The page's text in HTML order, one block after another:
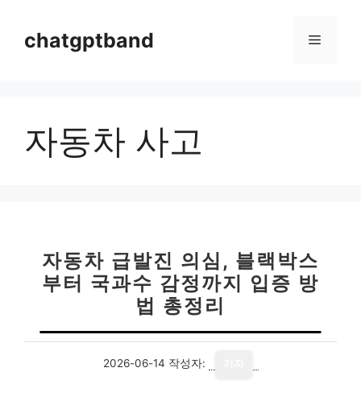
chatgptband 메
자동차 사고
자동차 급발진 의심, 블랙박스
부터 국과수 감정까지 입증 방
법 총정리
2026-06-14 작성자: